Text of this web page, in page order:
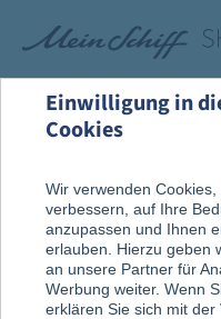
Alle Produkte
Einwilligung in
Cookies
Wir verwenden
verbessern, auf Ihre
anzupassen und Ihnen
erlauben. Hierzu geben
an unsere Partner für
Werbung weiter. Wenn
erklären Sie sich mit